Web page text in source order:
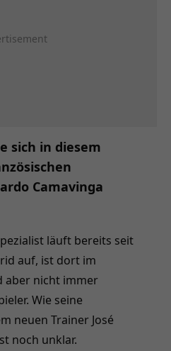
sich in diesem
Camavinga
läuft bereits seit
auf, ist dort im
aber nicht immer
Wie seine
neuen Trainer José
noch unklar.